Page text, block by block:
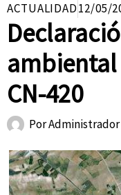
ACTUALIDAD12/05/
CN-420
Por